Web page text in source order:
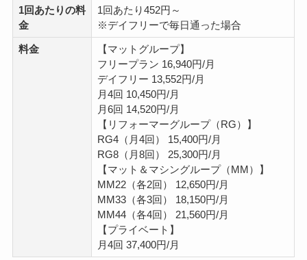
1回あたりの料
金
1回あたり452円～
※デイフリーで毎日通った場合
料金
【マットグループ】
フリープラン 16,940円/月
デイフリー 13,552円/月
月4回 10,450円/月
月6回 14,520円/月
【リフォーマーグループ（RG）】
RG4（月4回） 15,400円/月
RG8（月8回） 25,300円/月
【マット＆マシングループ（MM）】
MM22（各2回） 12,650円/月
MM33（各3回） 18,150円/月
MM44（各4回） 21,560円/月
【プライベート】
月4回 37,400円/月